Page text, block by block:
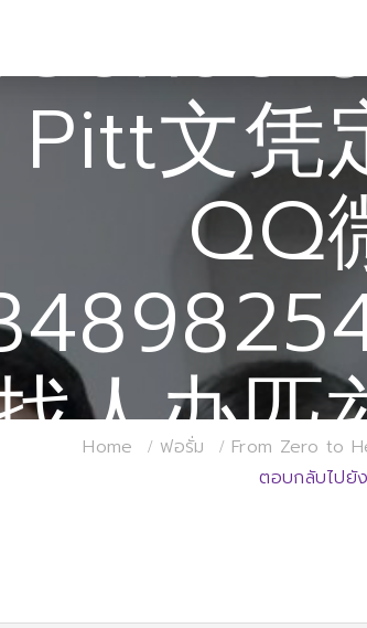
บกลับไ
Pitt文凭
QQ
人办匹
大
Home ฟอรั่ม From Zero to
ตอบกลับไปยั